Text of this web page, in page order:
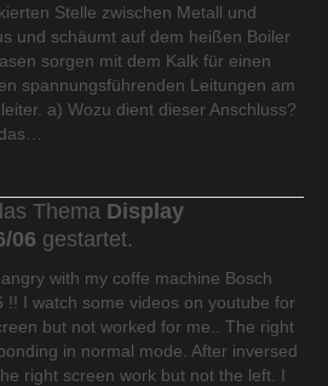
Stelle zwischen Metall und
und schäumt auf dem heißen Boiler
sorgen mit dem Kalk für einen
spannungsführenden Leitungen am
a) Wozu dient dieser Anschluss?
Thema Display
06 gestartet.
with my coffe machine Bosch
!! I watch some videos on youtube for
but not worked for me.. The right
in normal mode. After inversed
right screen work but not the left. I